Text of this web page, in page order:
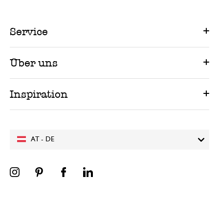
AT - DE
Service
Über uns
Inspiration